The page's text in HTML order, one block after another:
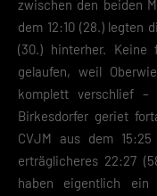
zwischen den beiden
dem 12:10 (28.) legten
(30.) hinterher.
gelaufen, weil
komplett verschlief –
Birkesdorfer geriet
CVJM aus dem
erträglicheres 22:27
haben eigentlich ein
Mit dem Klick auf
Cookies einverstanden.
Zustimmung zur
Wenn du unter 16 Jahre
Diensten geben
Erlaubnis bitten.
Hier finden Sie eine
Ihre Einwilligung zu
Informationen anzeigen
auswählen.